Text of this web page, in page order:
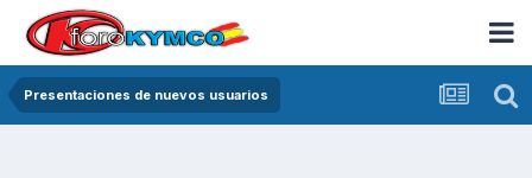
Presentaciones de nuevos usuarios